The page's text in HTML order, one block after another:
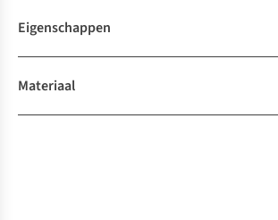
Eigenschappen
Materiaal